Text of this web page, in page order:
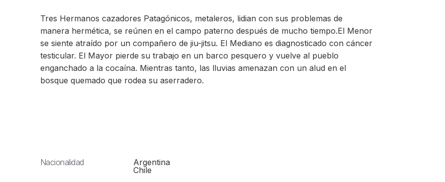
Tres Hermanos cazadores Patagónicos, metaleros, lidian con sus problemas de
manera hermética, se reúnen en el campo paterno después de mucho tiempo.El Menor
se siente atraído por un compañero de jiu-jitsu. El Mediano es diagnosticado con cáncer
testicular. El Mayor pierde su trabajo en un barco pesquero y vuelve al pueblo
enganchado a la cocaína. Mientras tanto, las lluvias amenazan con un alud en el
bosque quemado que rodea su aserradero.
Nacionalidad
Argentina
Chile